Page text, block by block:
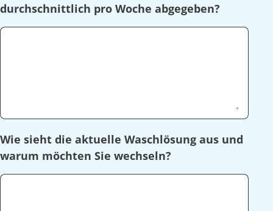
durchschnittlich pro Woche abgegeben?
Wie sieht die aktuelle Waschlösung aus und
warum möchten Sie wechseln?